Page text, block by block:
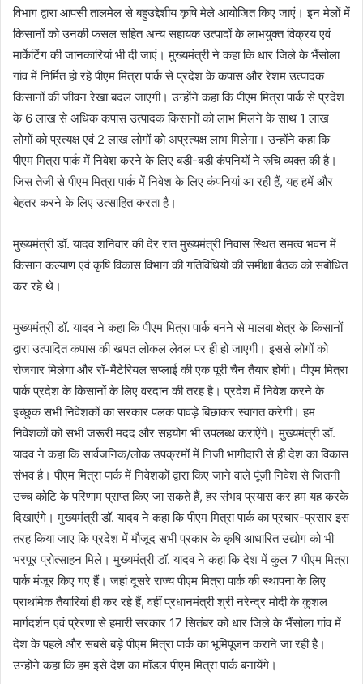
विभाग द्वारा आपसी तालमेल से बहुउद्देशीय कृषि मेले आयोजित किए जाएं। इन मेलों में
किसानों को उनकी फसल सहित अन्य सहायक उत्पादों के लाभयुक्त विक्रय एवं
मार्केटिंग की जानकारियां भी दी जाएं। मुख्यमंत्री ने कहा कि धार जिले के भैंसोला
गांव में निर्मित हो रहे पीएम मित्रा पार्क से प्रदेश के कपास और रेशम उत्पादक
किसानों की जीवन रेखा बदल जाएगी। उन्होंने कहा कि पीएम मित्रा पार्क से प्रदेश
के 6 लाख से अधिक कपास उत्पादक किसानों को लाभ मिलने के साथ 1 लाख
लोगों को प्रत्यक्ष एवं 2 लाख लोगों को अप्रत्यक्ष लाभ मिलेगा। उन्होंने कहा कि
पीएम मित्रा पार्क में निवेश करने के लिए बड़ी-बड़ी कंपनियों ने रुचि व्यक्त की है।
जिस तेजी से पीएम मित्रा पार्क में निवेश के लिए कंपनियां आ रही हैं, यह हमें और
बेहतर करने के लिए उत्साहित करता है।
मुख्यमंत्री डॉ. यादव शनिवार की देर रात मुख्यमंत्री निवास स्थित समत्व भवन में
किसान कल्याण एवं कृषि विकास विभाग की गतिविधियों की समीक्षा बैठक को संबोधित
कर रहे थे।
मुख्यमंत्री डॉ. यादव ने कहा कि पीएम मित्रा पार्क बनने से मालवा क्षेत्र के किसानों
द्वारा उत्पादित कपास की खपत लोकल लेवल पर ही हो जाएगी। इससे लोगों को
रोजगार मिलेगा और रॉ-मैटेरियल सप्लाई की एक पूरी चैन तैयार होगी। पीएम मित्रा
पार्क प्रदेश के किसानों के लिए वरदान की तरह है। प्रदेश में निवेश करने के
इच्छुक सभी निवेशकों का सरकार पलक पावड़े बिछाकर स्वागत करेगी। हम
निवेशकों को सभी जरूरी मदद और सहयोग भी उपलब्ध कराऐंगे। मुख्यमंत्री डॉ.
यादव ने कहा कि सार्वजनिक/लोक उपक्रमों में निजी भागीदारी से ही देश का विकास
संभव है। पीएम मित्रा पार्क में निवेशकों द्वारा किए जाने वाले पूंजी निवेश से जितनी
उच्च कोटि के परिणाम प्राप्त किए जा सकते हैं, हर संभव प्रयास कर हम यह करके
दिखाएंगे। मुख्यमंत्री डॉ. यादव ने कहा कि पीएम मित्रा पार्क का प्रचार-प्रसार इस
तरह किया जाए कि प्रदेश में मौजूद सभी प्रकार के कृषि आधारित उद्योग को भी
भरपूर प्रोत्साहन मिले। मुख्यमंत्री डॉ. यादव ने कहा कि देश में कुल 7 पीएम मित्रा
पार्क मंजूर किए गए हैं। जहां दूसरे राज्य पीएम मित्रा पार्क की स्थापना के लिए
प्राथमिक तैयारियां ही कर रहे हैं, वहीं प्रधानमंत्री श्री नरेन्द्र मोदी के कुशल
मार्गदर्शन एवं प्रेरणा से हमारी सरकार 17 सितंबर को धार जिले के भैंसोला गांव में
देश के पहले और सबसे बड़े पीएम मित्रा पार्क का भूमिपूजन कराने जा रही है।
उन्होंने कहा कि हम इसे देश का मॉडल पीएम मित्रा पार्क बनायेंगे।